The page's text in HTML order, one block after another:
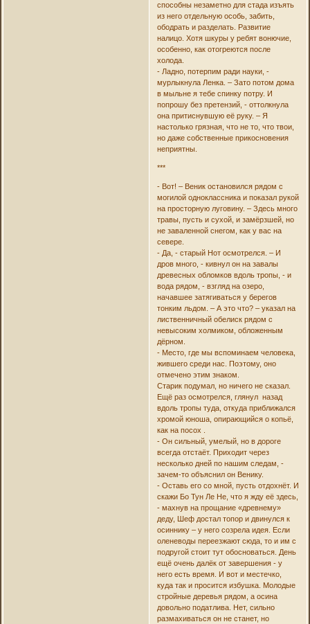
способны незаметно для стада изъять
из него отдельную особь, забить,
ободрать и разделать. Развитие
налицо. Хотя шкуры у ребят вонючие,
особенно, как отогреются после
холода.
- Ладно, потерпим ради науки, -
мурлыкнула Ленка. – Зато потом дома
в мыльне я тебе спинку потру. И
попрошу без претензий, - оттолкнула
она притиснувшую её руку. – Я
настолько грязная, что не то, что твои,
но даже собственные прикосновения
неприятны.
***
- Вот! – Веник остановился рядом с
могилой одноклассника и показал рукой
на просторную луговину. – Здесь много
травы, пусть и сухой, и замёрзшей, но
не заваленной снегом, как у вас на
севере.
- Да, - старый Нот осмотрелся. – И
дров много, - кивнул он на завалы
древесных обломков вдоль тропы, - и
вода рядом, - взгляд на озеро,
начавшее затягиваться у берегов
тонким льдом. – А это что? – указал на
лиственничный обелиск рядом с
невысоким холмиком, обложенным
дёрном.
- Место, где мы вспоминаем человека,
жившего среди нас. Поэтому, оно
отмечено этим знаком.
Старик подумал, но ничего не сказал.
Ещё раз осмотрелся, глянул назад
вдоль тропы туда, откуда приближался
хромой юноша, опирающийся о копьё,
как на посох .
- Он сильный, умелый, но в дороге
всегда отстаёт. Приходит через
несколько дней по нашим следам, -
зачем-то объяснил он Венику.
- Оставь его со мной, пусть отдохнёт. И
скажи Бо Тун Ле Не, что я жду её здесь,
- махнув на прощание «древнему»
деду, Шеф достал топор и двинулся к
осиннику – у него созрела идея. Если
оленеводы переезжают сюда, то и им с
подругой стоит тут обосноваться. День
ещё очень далёк от завершения - у
него есть время. И вот и местечко,
куда так и просится избушка. Молодые
стройные деревья рядом, а осина
довольно податлива. Нет, сильно
размахиваться он не станет, но